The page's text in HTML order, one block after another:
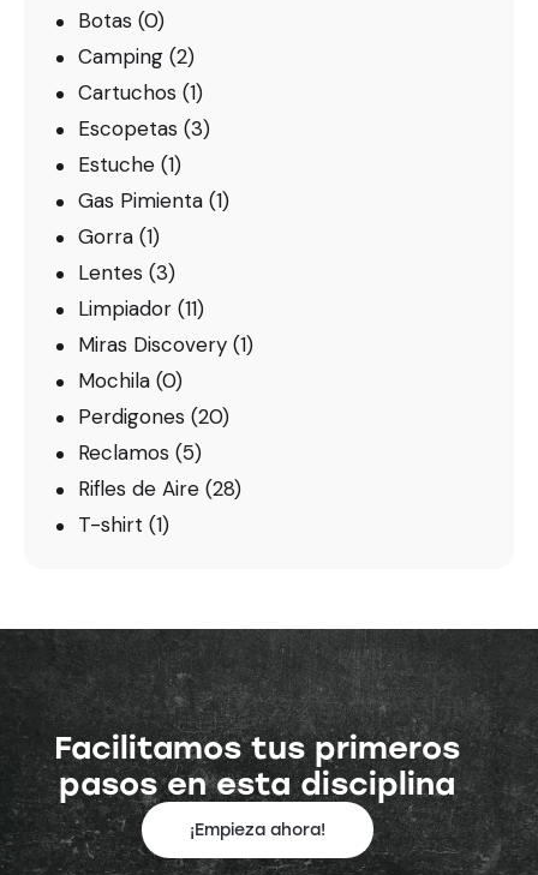
Botas (0)
Camping (2)
Cartuchos (1)
Escopetas (3)
Estuche (1)
Gas Pimienta (1)
Gorra (1)
Lentes (3)
Limpiador (11)
Miras Discovery (1)
Mochila (0)
Perdigones (20)
Reclamos (5)
Rifles de Aire (28)
T-shirt (1)
Facilitamos tus primeros
pasos en esta disciplina
¡Empieza ahora!